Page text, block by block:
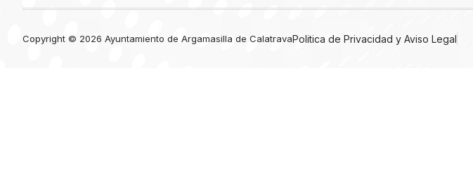
Copyright © 2026 Ayuntamiento de Argamasilla de CalatravaPolitica de Privacidad y Aviso Legal